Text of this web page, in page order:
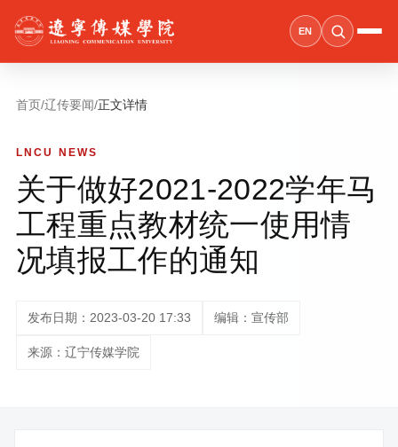
EN
首页/辽传要闻/正文详情
LNCU NEWS
关于做好2021-2022学年马
工程重点教材统一使用情
况填报工作的通知
发布日期：2023-03-20 17:33 编辑：宣传部
来源：辽宁传媒学院